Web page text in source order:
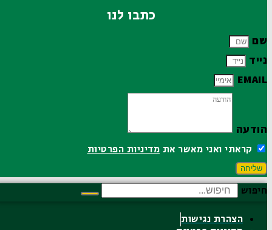
כתבו לנו
שם
נייד
EMAIL
הודעה
קראתי ואני מאשר אתמדיניות הפרטיות
שליחה
חיפוש
הצהרת נגישות